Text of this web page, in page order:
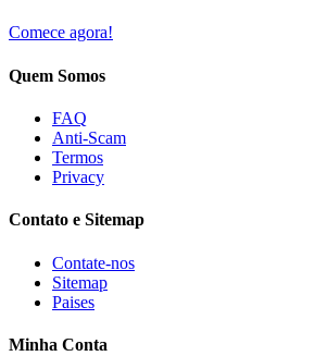
Comece agora!
Quem Somos
FAQ
Anti-Scam
Termos
Privacy
Contato e Sitemap
Contate-nos
Sitemap
Paises
Minha Conta